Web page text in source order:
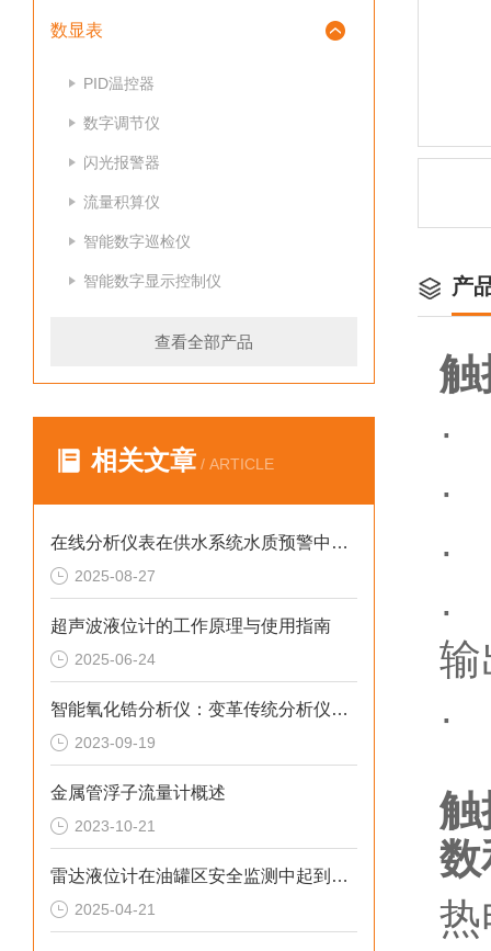
数显表
PID温控器
数字调节仪
闪光报警器
流量积算仪
智能数字巡检仪
智能数字显示控制仪
查看全部产品
相关文章 / ARTICLE
在线分析仪表在供水系统水质预警中的预警价值
2025-08-27
超声波液位计的工作原理与使用指南
2025-06-24
智能氧化锆分析仪：变革传统分析仪技术的仪器
2023-09-19
金属管浮子流量计概述
2023-10-21
雷达液位计在油罐区安全监测中起到的重要作用
2025-04-21
产
触
·
·
·
·
输
·
触
数
热